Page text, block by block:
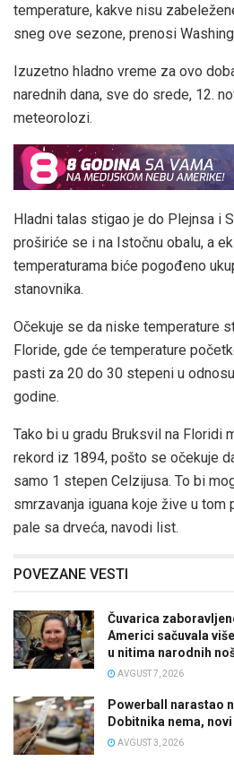
temperature, kakve nisu
sneg ove sezone, prenosi
Izuzetno hladno vreme za ovo
narednih dana, sve do srede, 12.
meteorolozi.
Hladni talas stigao je do Plejnsa i
proširiće se i na Istočnu obalu, a
temperaturama biće pogođeno
stanovnika.
Očekuje se da niske temperature
Floride, gde će temperature
pasti za 20 do 30 stepeni u
godine.
Tako bi u gradu Bruksvil na Floridi
rekord iz 1894, pošto se očekuje
samo 1 stepen Celzijusa. To bi
smrzavanja iguana koje žive u tom
pale sa drveća, navodi list.
POVEZANE VESTI
Čuvarica
Americi sačuvala
u nitima narodnih
AVGUST 7, 2026
Powerball narastao
Dobitnika nema,
AVGUST 3, 2026